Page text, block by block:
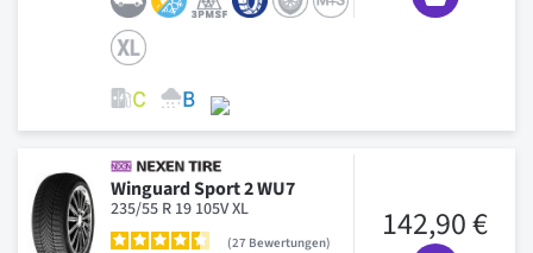
Winguard Sport 2 WU7
235/55 R 19 105V XL
27 Bewertungen 142,90 €